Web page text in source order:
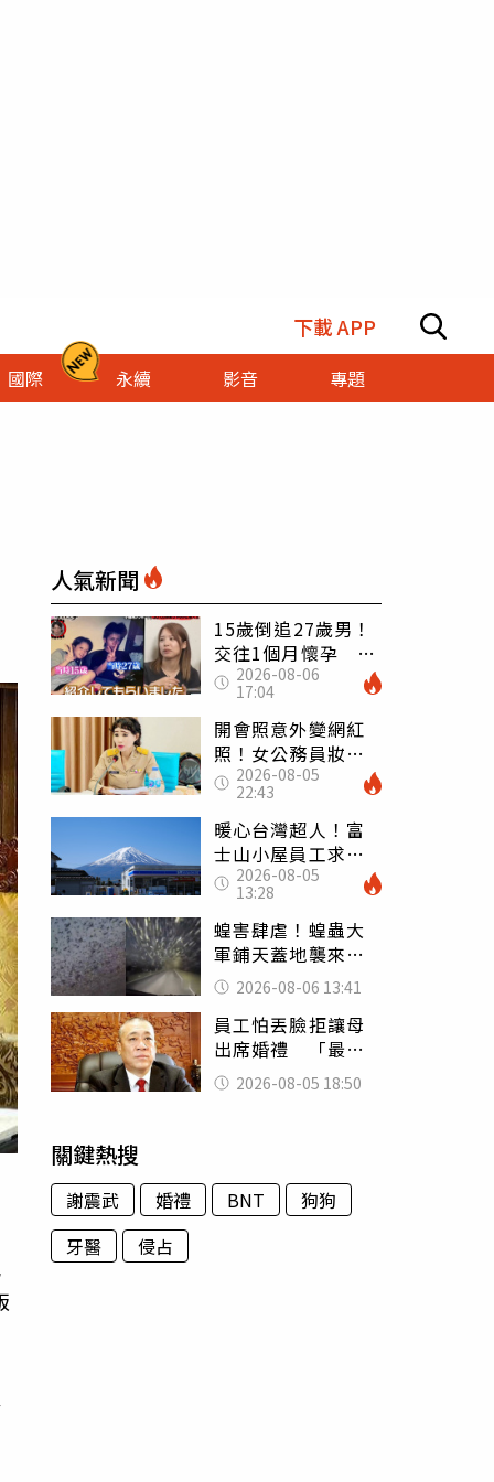
下載 APP
國際 永續 影音 專題
人氣新聞
15歲倒追27歲男！
交往1個月懷孕 36
歲當阿嬤故事曝光
2026-08-06
17:04
開會照意外變網紅
照！女公務員妝容
掀2千則留言 本人
怒嗆：化妝有錯嗎
2026-08-05
22:43
暖心台灣超人！富
士山小屋員工求助
「想活下去」 山
友狂背物資上山：
台灣真的是寶島
2026-08-05
13:28
蝗害肆虐！蝗蟲大
軍鋪天蓋地襲來宛
如末日 網驚：聖
經十災
2026-08-06 13:41
員工怕丟臉拒讓母
出席婚禮 「最愛
發錢老闆」震怒開
除：我看不起你
2026-08-05 18:50
關鍵熱搜
謝震武 婚禮 BNT
狗狗
牙醫
侵占